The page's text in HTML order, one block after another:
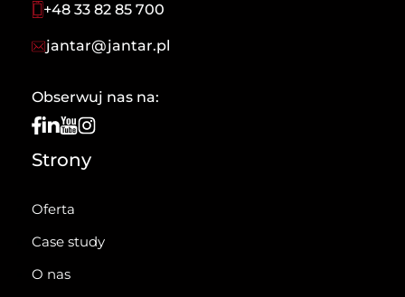
+48 33 82 85 700
jantar@jantar.pl
Obserwuj nas na:
Strony
Oferta
Case study
O nas